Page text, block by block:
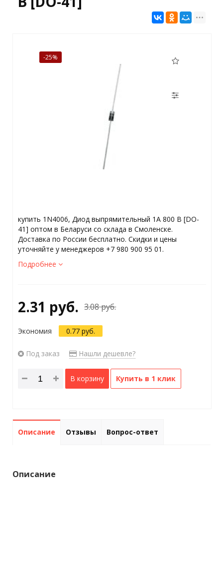
-25%
купить 1N4006, Диод выпрямительный 1А 800 В [DO-
41] оптом в Беларуси со склада в Смоленске.
Доставка по России бесплатно. Скидки и цены
уточняйте у менеджеров +7 980 900 95 01.
Подробнее
2.31 руб. 3.08 руб.
Экономия 0.77 руб.
Под заказ Нашли дешевле?
В корзину Купить в 1 клик
Описание Отзывы Вопрос-ответ
Описание